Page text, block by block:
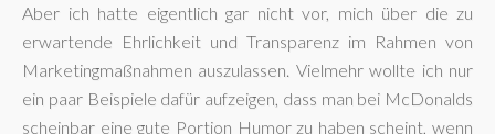
Aber ich hatte eigentlich gar nicht vor, mich über die zu
erwartende Ehrlichkeit und Transparenz im Rahmen von
Marketingmaßnahmen auszulassen. Vielmehr wollte ich nur
ein paar Beispiele dafür aufzeigen, dass man bei McDonalds
scheinbar eine gute Portion Humor zu haben scheint, wenn